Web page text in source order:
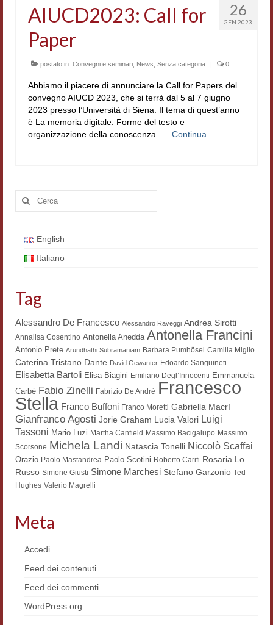
26
GEN 2023
AIUCD2023: Call for
Paper
postato in: Convegni e seminari News Senza categoria | 0
Abbiamo il piacere di annunciare la Call for Papers del
convegno AIUCD 2023, che si terrà dal 5 al 7 giugno
2023 presso l’Università di Siena. Il tema di quest’anno
è La memoria digitale. Forme del testo e
organizzazione della conoscenza. … Continua
Cerca:
English
Italiano
Tag
Alessandro De Francesco Alessandro Raveggi Andrea Sirotti
Annalisa Cosentino Antonella Anedda Antonella Francini
Antonio Prete Arundhathi Subramaniam Barbara Pumhösel Camilla Miglio
Caterina Tristano Dante David Gewanter Edoardo Sanguineti
Elisabetta Bartoli Elisa Biagini Emiliano Degl’Innocenti Emmanuela
Carbé Fabio Zinelli Fabrizio De André Francesco
Stella Franco Buffoni Franco Moretti Gabriella Macrì
Gianfranco Agosti Jorie Graham Lucia Valori Luigi
Tassoni Mario Luzi Martha Canfield Massimo Bacigalupo Massimo
Scorsone Michela Landi Natascia Tonelli Niccolò Scaffai
Orazio Paolo Mastandrea Paolo Scotini Roberto Carifi Rosaria Lo
Russo Simone Giusti Simone Marchesi Stefano Garzonio Ted
Hughes Valerio Magrelli
Meta
Accedi
Feed dei contenuti
Feed dei commenti
WordPress.org